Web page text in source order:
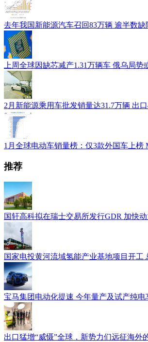
去年我国新能源汽车召回83万辆 逾半数缺
上周全球因缺芯减产1.31万辆车 俄乌局势
2月新能源乘用车批发销量达31.7万辆 出
1月全球电动车销量榜：仅3款外国车上榜
推荐
国轩高科拟在瑞士交易所发行GDR 加快
国家电投黄河流域氢能产业基地项目开工
宝马集团电动化提速 今年量产及试产纯电
出口猛增“威慑”全球，新势力们远征海外